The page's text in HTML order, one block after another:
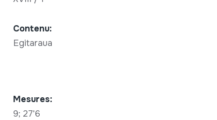
Contenu:
Egitaraua
Mesures:
9; 27'6